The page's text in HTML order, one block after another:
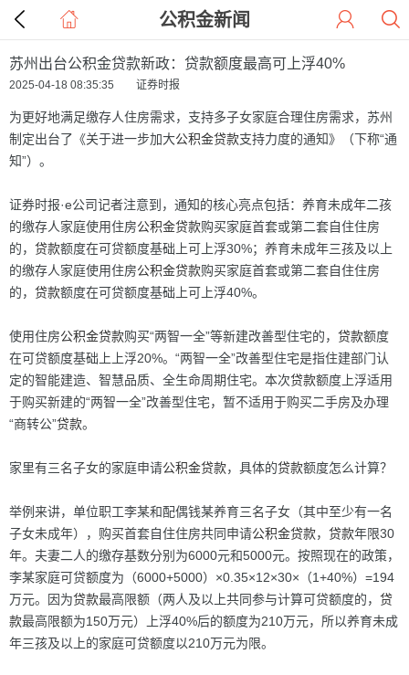
公积金新闻
苏州出台公积金贷款新政：贷款额度最高可上浮40%
2025-04-18 08:35:35 证券时报
为更好地满足缴存人住房需求，支持多子女家庭合理住房需求，苏州
制定出台了《关于进一步加大公积金贷款支持力度的通知》（下称“通
知”）。
证券时报·e公司记者注意到，通知的核心亮点包括：养育未成年二孩
的缴存人家庭使用住房公积金贷款购买家庭首套或第二套自住住房
的， 贷款额度在可贷额度基础上可上浮30%；养育未成年三孩及以上
的缴存人家庭使用住房公积金贷款购买家庭首套或第二套自住住房
的， 贷款额度在可贷额度基础上可上浮40%。
使用住房公积金贷款购买“两智一全”等新建改善型住宅的， 贷款额度
在可贷额度基础上上浮20%。“两智一全”改善型住宅是指住建部门认
定的智能建造、智慧品质、全生命周期住宅。本次贷款额度上浮适用
于购买新建的“两智一全”改善型住宅，暂不适用于购买二手房及办理
“商转公”贷款。
家里有三名子女的家庭申请公积金贷款，具体的贷款额度怎么计算？
举例来讲，单位职工李某和配偶钱某养育三名子女（其中至少有一名
子女未成年），购买首套自住住房共同申请公积金贷款， 贷款年限30
年。夫妻二人的缴存基数分别为6000元和5000元。按照现在的政策，
李某家庭可贷额度为（6000+5000）×0.35×12×30×（1+40%）=194
万元。因为贷款最高限额（两人及以上共同参与计算可贷额度的， 贷
款最高限额为150万元）上浮40%后的额度为210万元，所以养育未成
年三孩及以上的家庭可贷额度以210万元为限。